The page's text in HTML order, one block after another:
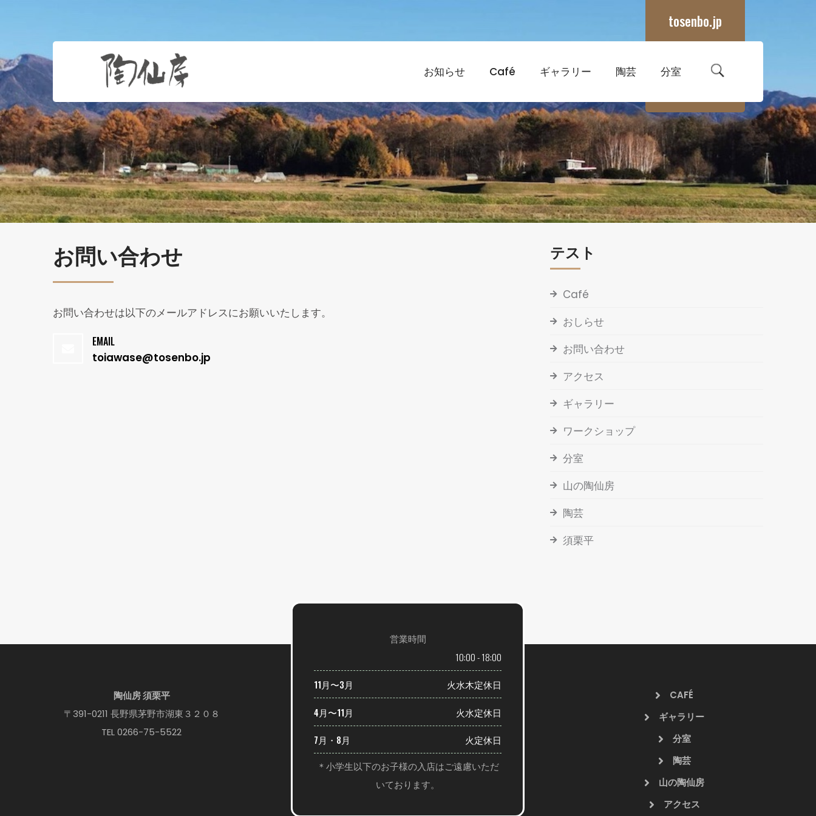
tosenbo.jp
お知らせ Café ギャラリー 陶芸 分室
お問い合わせ
お問い合わせは以下のメールアドレスにお願いいたします。
EMAIL
toiawase@tosenbo.jp
テスト
Café
おしらせ
お問い合わせ
アクセス
ギャラリー
ワークショップ
分室
山の陶仙房
陶芸
須栗平
陶仙房 須栗平
〒391-0211 長野県茅野市湖東３２０８
TEL 0266-75-5522
営業時間
10:00 - 18:00
11月〜3月 火水木定休日
4月〜11月 火水定休日
7月・8月 火定休日
＊小学生以下のお子様の入店はご遠慮いただ
いております。
CAFÉ
ギャラリー
分室
陶芸
山の陶仙房
アクセス